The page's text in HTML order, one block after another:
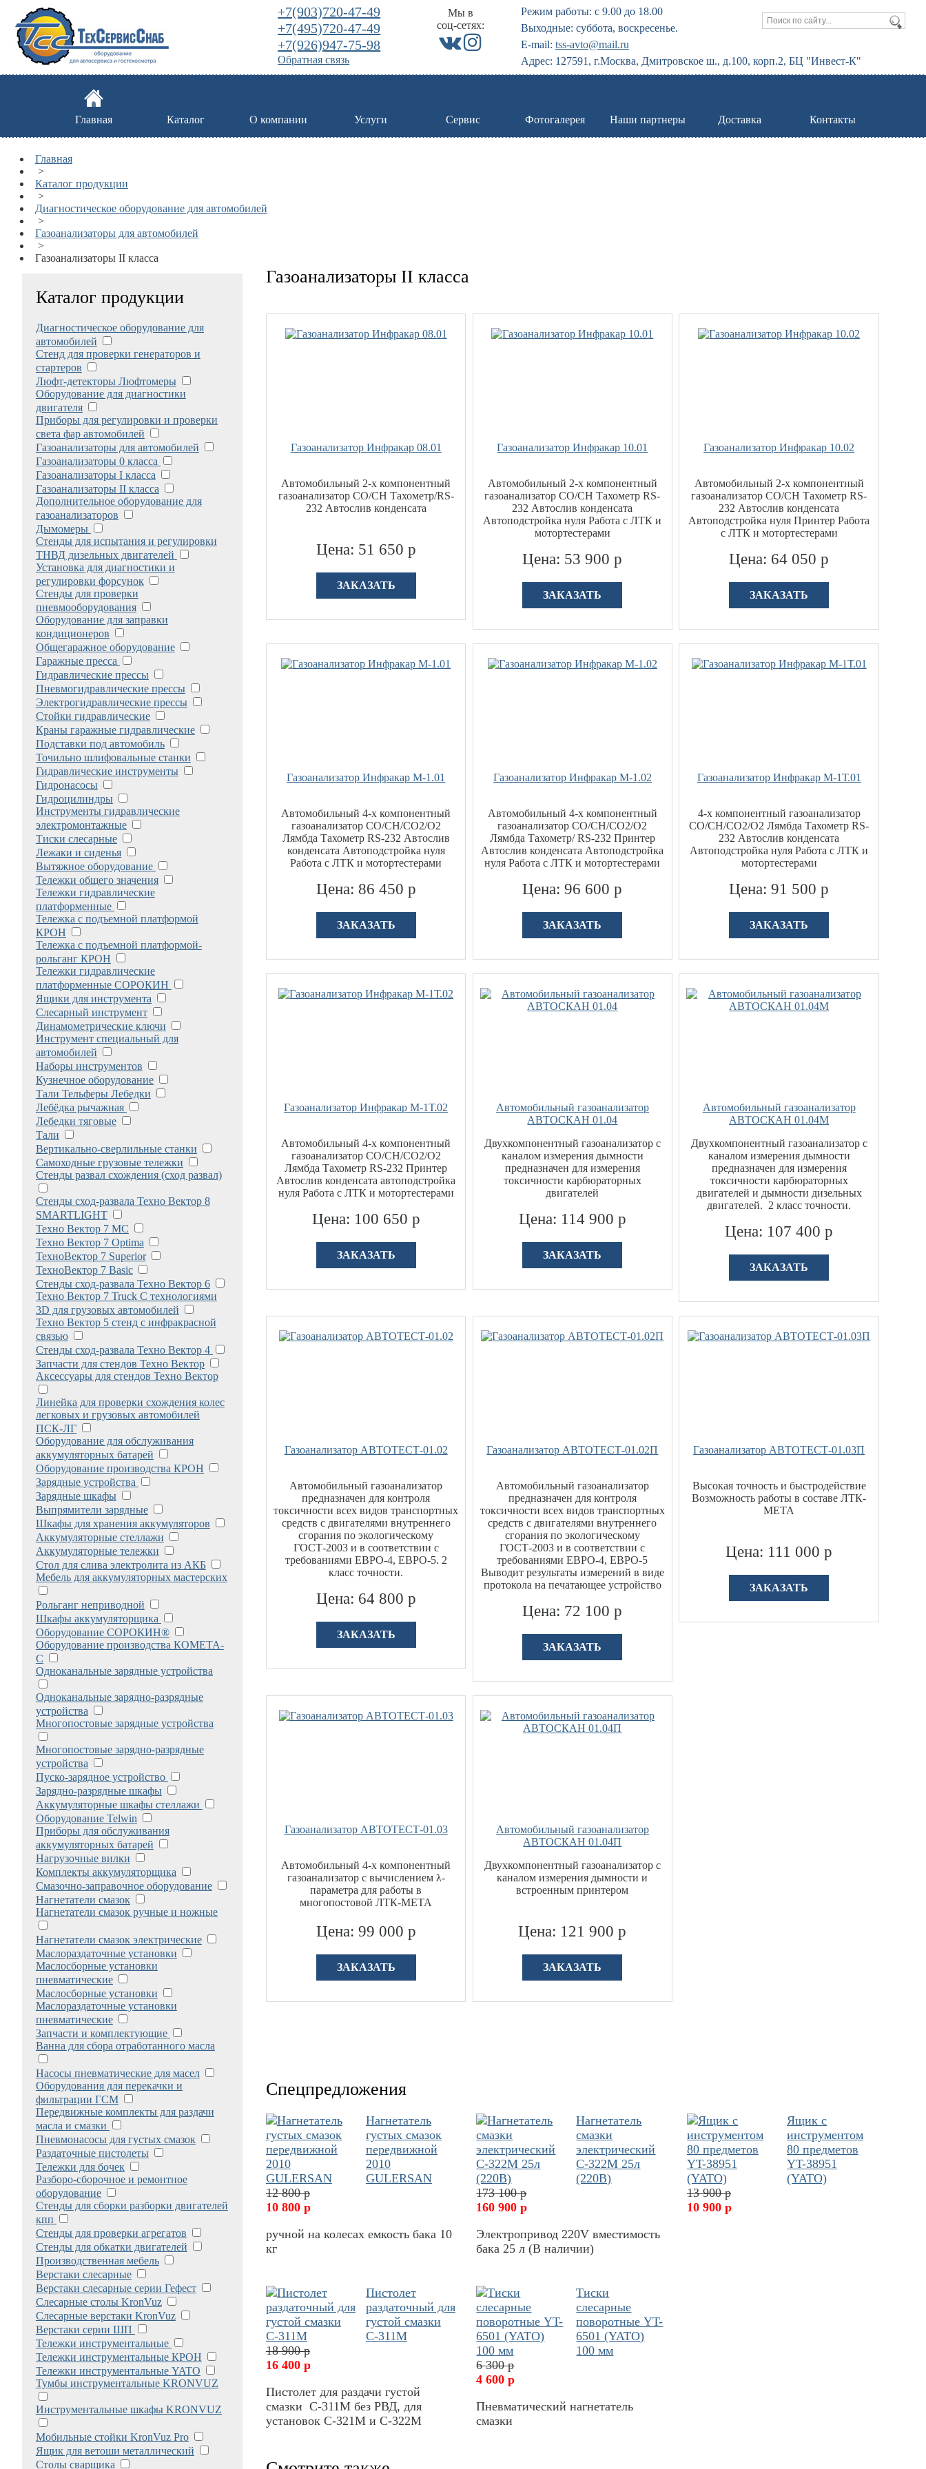
+7(903)720-47-49
+7(495)720-47-49
+7(926)947-75-98
Мы в
соц-сетях:
Обратная связь
Режим работы: с 9.00 до 18.00
Выходные: суббота, воскресенье.
E-mail: tss-avto@mail.ru
Адрес: 127591, г.Москва, Дмитровское ш., д.100, корп.2, БЦ "Инвест-К"
Главная Каталог О компании Услуги Сервис Фотогалерея Наши партнеры Доставка Контакты
Главная
>
Каталог продукции
>
Диагностическое оборудование для автомобилей
>
Газоанализаторы для автомобилей
>
Газоанализаторы II класса
Каталог продукции
Диагностическое оборудование для
автомобилей
Стенд для проверки генераторов и
стартеров
Люфт-детекторы Люфтомеры
Оборудование для диагностики
двигателя
Приборы для регулировки и проверки
света фар автомобилей
Газоанализаторы для автомобилей
Газоанализаторы 0 класса
Газоанализаторы I класса
Газоанализаторы II класса
Дополнительное оборудование для
газоанализаторов
Дымомеры
Стенды для испытания и регулировки
ТНВД дизельных двигателей
Установка для диагностики и
регулировки форсунок
Стенды для проверки
пневмооборудования
Оборудование для заправки
кондиционеров
Общегаражное оборудование
Гаражные пресса
Гидравлические прессы
Пневмогидравлические прессы
Электрогидравлические прессы
Стойки гидравлические
Краны гаражные гидравлические
Подставки под автомобиль
Точильно шлифовальные станки
Гидравлические инструменты
Гидронасосы
Гидроцилиндры
Инструменты гидравлические
электромонтажные
Тиски слесарные
Лежаки и сиденья
Вытяжное оборудование
Тележки общего значения
Тележки гидравлические
платформенные
Тележка с подъемной платформой
КРОН
Тележка с подъемной платформой-
рольганг КРОН
Тележки гидравлические
платформенные СОРОКИН
Ящики для инструмента
Слесарный инструмент
Динамометрические ключи
Инструмент специальный для
автомобилей
Наборы инструментов
Кузнечное оборудование
Тали Тельферы Лебедки
Лебёдка рычажная
Лебедки тяговые
Тали
Вертикально-сверлильные станки
Самоходные грузовые тележки
Стенды развал схождения (сход развал)
Стенды сход-развала Техно Вектор 8
SMARTLIGHT
Техно Вектор 7 МС
Техно Вектор 7 Optima
ТехноВектор 7 Superior
ТехноВектор 7 Basic
Стенды сход-развала Техно Вектор 6
Техно Вектор 7 Truck С технологиями
3D для грузовых автомобилей
Техно Вектор 5 стенд с инфракрасной
связью
Стенды сход-развала Техно Вектор 4
Запчасти для стендов Техно Вектор
Аксессуары для стендов Техно Вектор
Линейка для проверки схождения колес
легковых и грузовых автомобилей
ПСК-ЛГ
Оборудование для обслуживания
аккумуляторных батарей
Оборудование производства КРОН
Зарядные устройства
Зарядные шкафы
Выпрямители зарядные
Шкафы для хранения аккумуляторов
Аккумуляторные стеллажи
Аккумуляторные тележки
Стол для слива электролита из АКБ
Мебель для аккумуляторных мастерских
Рольганг неприводной
Шкафы аккумуляторщика
Оборудование СОРОКИН®
Оборудование производства КОМЕТА-
С
Одноканальные зарядные устройства
Одноканальные зарядно-разрядные
устройства
Многопостовые зарядные устройства
Многопостовые зарядно-разрядные
устройства
Пуско-зарядное устройство
Зарядно-разрядные шкафы
Аккумуляторные шкафы стеллажи
Оборудование Telwin
Приборы для обслуживания
аккумуляторных батарей
Нагрузочные вилки
Комплекты аккумуляторщика
Смазочно-заправочное оборудование
Нагнетатели смазок
Нагнетатели смазок ручные и ножные
Нагнетатели смазок электрические
Маслораздаточные установки
Маслосборные установки
пневматические
Маслосборные установки
Маслораздаточные установки
пневматические
Запчасти и комплектующие
Ванна для сбора отработанного масла
Насосы пневматические для масел
Оборудования для перекачки и
фильтрации ГСМ
Передвижные комплекты для раздачи
масла и смазки
Пневмонасосы для густых смазок
Раздаточные пистолеты
Тележки для бочек
Разборо-сборочное и ремонтное
оборудование
Стенды для сборки разборки двигателей
кпп
Стенды для проверки агрегатов
Стенды для обкатки двигателей
Производственная мебель
Верстаки слесарные
Верстаки слесарные серии Гефест
Слесарные столы KronVuz
Слесарные верстаки KronVuz
Верстаки серии ШП
Тележки инструментальные
Тележки инструментальные КРОН
Тележки инструментальные YATO
Тумбы инструментальные KRONVUZ
Инструментальные шкафы KRONVUZ
Мобильные стойки KronVuz Pro
Ящик для ветоши металлический
Столы сварщика
Газоанализаторы II класса
Газоанализатор Инфракар 08.01
Автомобильный 2-х компонентный
газоанализатор CO/CH Тахометр/RS-
232 Автослив конденсата
Цена: 51 650 р
ЗАКАЗАТЬ
Газоанализатор Инфракар 10.01
Автомобильный 2-х компонентный
газоанализатор CO/CH Тахометр RS-
232 Автослив конденсата
Автоподстройка нуля Работа с ЛТК и
мотортестерами
Цена: 53 900 р
ЗАКАЗАТЬ
Газоанализатор Инфракар 10.02
Автомобильный 2-х компонентный
газоанализатор CO/CH Тахометр RS-
232 Автослив конденсата
Автоподстройка нуля Принтер Работа
с ЛТК и мотортестерами
Цена: 64 050 р
ЗАКАЗАТЬ
Газоанализатор Инфракар М-1.01
Автомобильный 4-х компонентный
газоанализатор CO/CH/СО2/О2
Лямбда Тахометр RS-232 Автослив
конденсата Автоподстройка нуля
Работа с ЛТК и мотортестерами
Цена: 86 450 р
ЗАКАЗАТЬ
Газоанализатор Инфракар М-1.02
Автомобильный 4-х компонентный
газоанализатор CO/CH/СО2/О2
Лямбда Тахометр/ RS-232 Принтер
Автослив конденсата Автоподстройка
нуля Работа с ЛТК и мотортестерами
Цена: 96 600 р
ЗАКАЗАТЬ
Газоанализатор Инфракар М-1Т.01
4-х компонентный газоанализатор
CO/CH/СО2/О2 Лямбда Тахометр RS-
232 Автослив конденсата
Автоподстройка нуля Работа с ЛТК и
мотортестерами
Цена: 91 500 р
ЗАКАЗАТЬ
Газоанализатор Инфракар М-1Т.02
Автомобильный 4-х компонентный
газоанализатор CO/CH/СО2/О2
Лямбда Тахометр RS-232 Принтер
Автослив конденсата автоподстройка
нуля Работа с ЛТК и мотортестерами
Цена: 100 650 р
ЗАКАЗАТЬ
Автомобильный газоанализатор
АВТОСКАН 01.04
Двухкомпонентный газоанализатор с
каналом измерения дымности
предназначен для измерения
токсичности карбюраторных
двигателей
Цена: 114 900 р
ЗАКАЗАТЬ
Автомобильный газоанализатор
АВТОСКАН 01.04М
Двухкомпонентный газоанализатор с
каналом измерения дымности
предназначен для измерения
токсичности карбюраторных
двигателей и дымности дизельных
двигателей. 2 класс точности.
Цена: 107 400 р
ЗАКАЗАТЬ
Газоанализатор АВТОТЕСТ-01.02
Автомобильный газоанализатор
предназначен для контроля
токсичности всех видов транспортных
средств с двигателями внутреннего
сгорания по экологическому
ГОСТ-2003 и в соответствии с
требованиями ЕВРО-4, ЕВРО-5. 2
класс точности.
Цена: 64 800 р
ЗАКАЗАТЬ
Газоанализатор АВТОТЕСТ-01.02П
Автомобильный газоанализатор
предназначен для контроля
токсичности всех видов транспортных
средств с двигателями внутреннего
сгорания по экологическому
ГОСТ-2003 и в соответствии с
требованиями ЕВРО-4, ЕВРО-5
Выводит результаты измерений в виде
протокола на печатающее устройство
Цена: 72 100 р
ЗАКАЗАТЬ
Газоанализатор АВТОТЕСТ-01.03П
Высокая точность и быстродействие
Возможность работы в составе ЛТК-
МЕТА
Цена: 111 000 р
ЗАКАЗАТЬ
Газоанализатор АВТОТЕСТ-01.03
Автомобильный 4-х компонентный
газоанализатор с вычислением λ-
параметра для работы в
многопостовой ЛТК-МЕТА
Цена: 99 000 р
ЗАКАЗАТЬ
Автомобильный газоанализатор
АВТОСКАН 01.04П
Двухкомпонентный газоанализатор с
каналом измерения дымности и
встроенным принтером
Цена: 121 900 р
ЗАКАЗАТЬ
Спецпредложения
Нагнетатель
густых смазок
передвижной
2010
GULERSAN
12 800 р
10 800 р
ручной на колесах емкость бака 10
кг
Нагнетатель
смазки
электрический
С-322М 25л
(220В)
173 100 р
160 900 р
Электропривод 220V вместимость
бака 25 л (В наличии)
Ящик с
инструментом
80 предметов
YT-38951
(YATO)
13 900 р
10 900 р
Пистолет
раздаточный для
густой смазки
С-311М
18 900 р
16 400 р
Пистолет для раздачи густой
смазки С-311М без РВД, для
установок С-321М и С-322М
Тиски
слесарные
поворотные YT-
6501 (YATO)
100 мм
6 300 р
4 600 р
Пневматический нагнетатель
смазки